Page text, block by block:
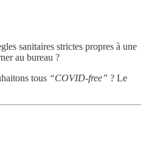
sanitaires strictes propres à une
au bureau ?
tous “COVID-free” ? Le